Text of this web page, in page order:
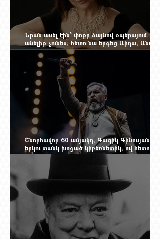
Նրան ասել էին՝ փոքր ձայնով օպերայում
անելիք չունես, հետո նա երգեց Աիդա, Անուշ,
Իզոլդա, Տոսկա ու Կատյա Կաբանովա. Արաքս
Մանսուրյանը 80 տարեկան է
Շնորհավոր 60 ամյակդ, Գագիկ Գինոսյան,
երկու տանկ խոցած կիբեռնետիկ, ով հետո
գյուղ առ գյուղ գրանցեց տարեց մարդկանց